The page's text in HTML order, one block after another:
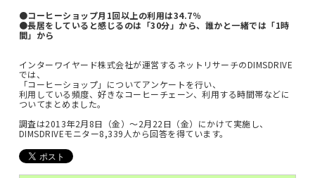
●コーヒーショップ月1回以上の利用は34.7％
●長居をしていると感じるのは「30分」から、誰かと一緒では「1時
間」から
インターワイヤード株式会社が運営するネットリサーチのDIMSDRIVE
では、
「コーヒーショップ」についてアンケートを行い、
利用している頻度、好きなコーヒーチェーン、利用する時間帯などに
ついてまとめました。
調査は2013年2月8日（金）～2月22日（金）にかけて実施し、
DIMSDRIVEモニター8,339人から回答を得ています。